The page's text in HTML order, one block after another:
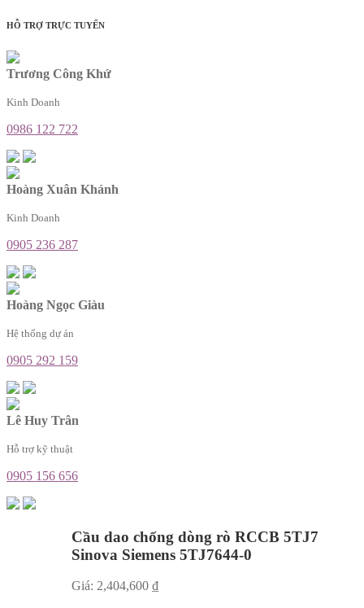
HỖ TRỢ TRỰC TUYẾN
Trương Công Khứ
Kinh Doanh
0986 122 722
Hoàng Xuân Khánh
Kinh Doanh
0905 236 287
Hoàng Ngọc Giàu
Hệ thống dự án
0905 292 159
Lê Huy Trân
Hỗ trợ kỹ thuật
0905 156 656
Cầu dao chống dòng rò RCCB 5TJ7
Sinova Siemens 5TJ7644-0
Giá: 2,404,600 ₫